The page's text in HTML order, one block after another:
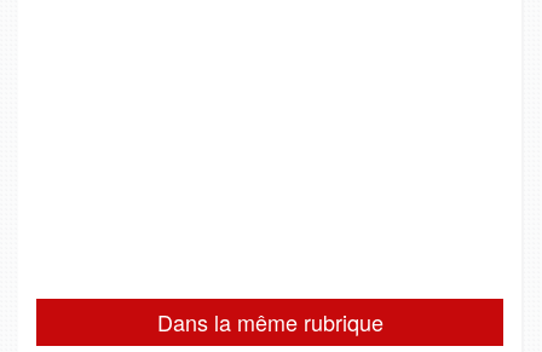
Dans la même rubrique